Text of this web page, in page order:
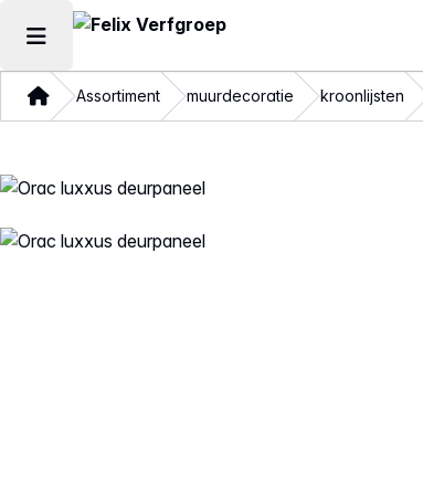
Hoofdmenu openen
ThuisAssortiment muurdecoratie kroonlijsten